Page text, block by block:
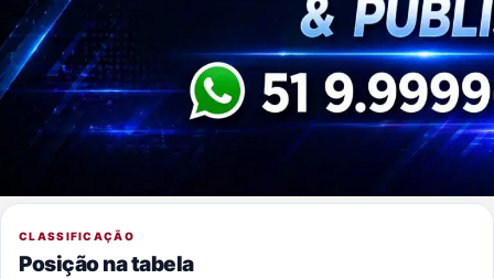
CLASSIFICAÇÃO
Posição na tabela